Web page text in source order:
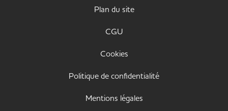
Plan du site
CGU
Cookies
Politique de confidentialité
Mentions légales